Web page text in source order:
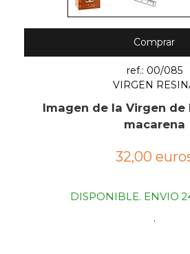
Comprar
ref.: 00/085
VIRGEN
Imagen de la Virgen de
macarena
32,00
DISPONIBLE. ENVIO
.